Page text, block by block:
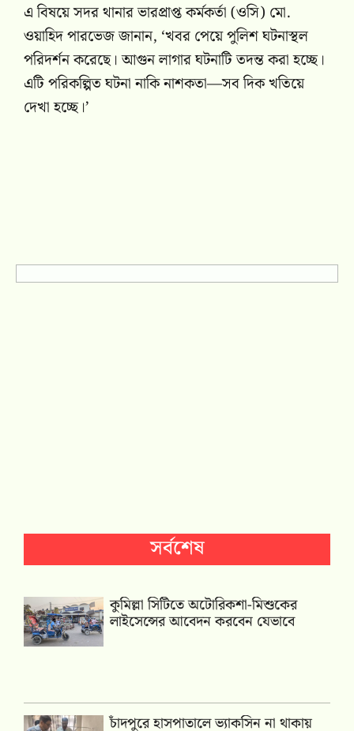
এ বিষয়ে সদর থানার ভারপ্রাপ্ত কর্মকর্তা (ওসি) মো.
ওয়াহিদ পারভেজ জানান, ‘খবর পেয়ে পুলিশ ঘটনাস্থল
পরিদর্শন করেছে। আগুন লাগার ঘটনাটি তদন্ত করা হচ্ছে।
এটি পরিকল্পিত ঘটনা নাকি নাশকতা—সব দিক খতিয়ে
দেখা হচ্ছে।’
সর্বশেষ
কুমিল্লা সিটিতে অটোরিকশা-মিশুকের
লাইসেন্সের আবেদন করবেন যেভাবে
চাঁদপুরে হাসপাতালে ভ্যাকসিন না থাকায়